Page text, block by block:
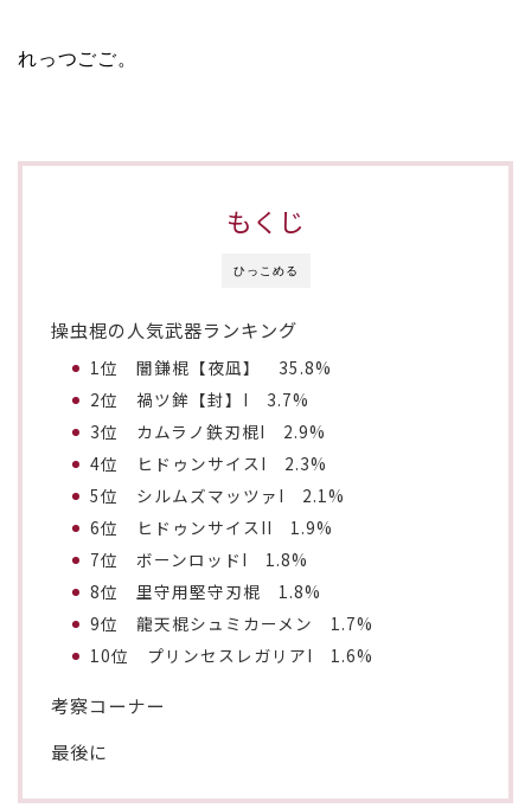
れっつごご。
ひっこめる
もくじ
操虫棍の人気武器ランキング
1位 闇鎌棍【夜凪】 35.8%
2位 禍ツ鉾【封】I 3.7%
3位 カムラノ鉄刃棍I 2.9%
4位 ヒドゥンサイスI 2.3%
5位 シルムズマッツァI 2.1%
6位 ヒドゥンサイスII 1.9%
7位 ボーンロッドI 1.8%
8位 里守用堅守刃棍 1.8%
9位 龍天棍シュミカーメン 1.7%
10位 プリンセスレガリアI 1.6%
考察コーナー
最後に